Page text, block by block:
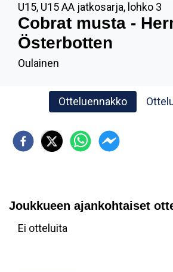
U15, U15 AA jatkosarja, lohko 3
Cobrat musta -
Österbotten
Oulainen
Otteluennakko
Joukkueen ajankohtaiset
Ei otteluita